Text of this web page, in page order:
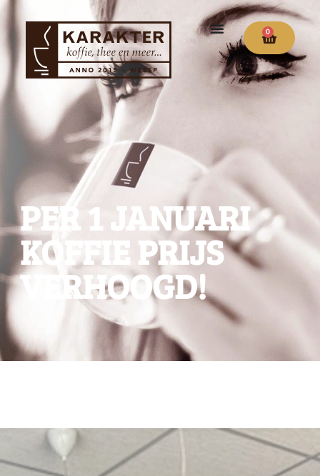
0
PER 1 JANUARI
KOFFIE PRIJS
VERHOOGD!